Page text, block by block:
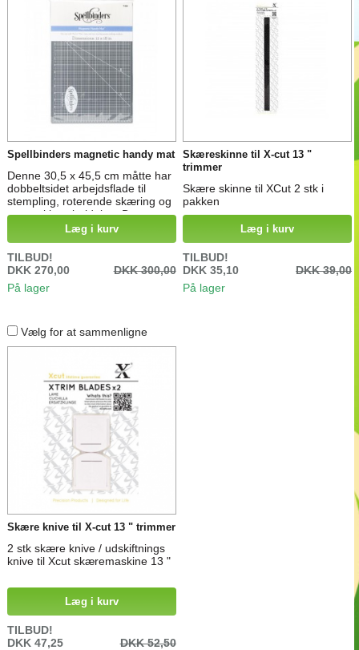
Spellbinders magnetic handy mat
Denne 30,5 x 45,5 cm måtte har
dobbeltsidet arbejdsflade til
stempling, roterende skæring og
generel bearbejdning. Den ene
side har et blødt skum og let
flokket overflade - perfekt til
præning, piercing ved hjælp af
børstesiden af Tool 'n One og
stempling med både silikone og
gummi stempler. Den anden side
Læg i kurv
TILBUD!
DKK 270,00
DKK 300,00
På lager
Skæreskinne til X-cut 13 "
trimmer
Skære skinne til XCut 2 stk i
pakken
Læg i kurv
TILBUD!
DKK 35,10
DKK 39,00
På lager
Vælg for at sammenligne
Skære knive til X-cut 13 " trimmer
2 stk skære knive / udskiftnings
knive til Xcut skæremaskine 13 "
Læg i kurv
TILBUD!
DKK 47,25
DKK 52,50